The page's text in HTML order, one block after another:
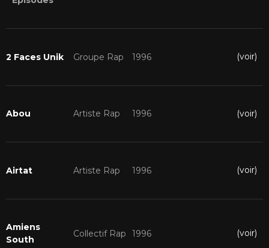
2 Faces Unik Groupe Rap 1996 (voir)
Abou Artiste Rap 1996 (voir)
Airtat Artiste Rap 1996 (voir)
Amiens
South
Collectif Rap 1996 (voir)